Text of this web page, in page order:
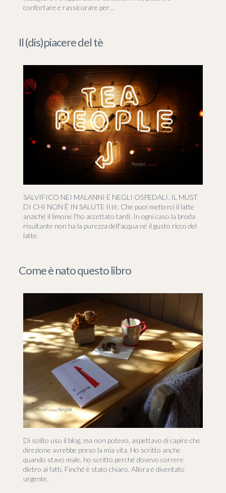
confortare e rassicurare per…
Il (dis)piacere del tè
SALVIFICO NEI MALANNI E NEGLI OSPEDALI. IL MUST
DI CHI NON È IN SALUTE Il tè. Che puoi metterci il latte
anziché il limone l'ho accettato tardi. In ogni caso la broda
risultante non ha la purezza dell'acqua né il gusto ricco del
latte.
Come è nato questo libro
Di solito uso il blog, ma non potevo, aspettavo di capire che
direzione avrebbe preso la mia vita. Ho scritto anche
quando stavo male, ho scritto perché dovevo correre
dietro ai fatti. Finché è stato chiaro. Allora è diventato
urgente.